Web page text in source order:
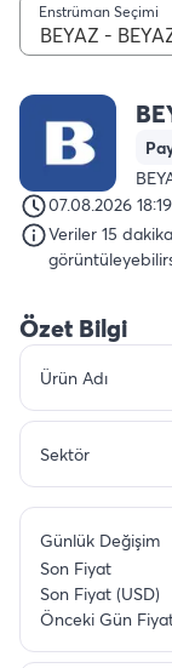
Enstrüman Seçimi
BEYAZ -
07.08.2026
Veriler 15
Özet Bilgi
Ürün Adı
Sektör
Günlük Değişim
Son Fiyat
Son Fiyat (USD)
Önceki Gün